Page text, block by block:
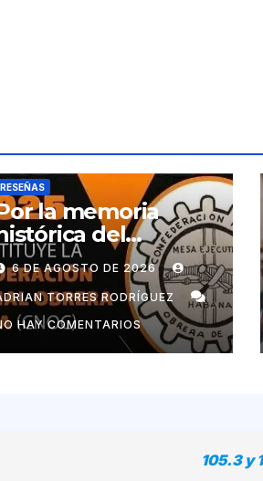
RESEÑAS
la memoria
del
obrero
6 DE AGOSTO DE 2026
TORRES RODRÍGUEZ
HAY COMENTARIOS
105.3 y